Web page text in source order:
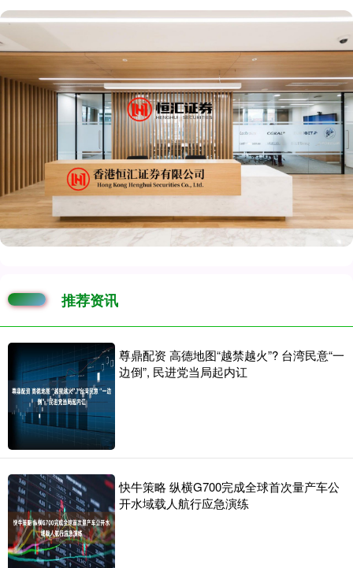
推荐资讯
尊鼎配资 高德地图“越禁越火”? 台湾民意“一
边倒”, 民进党当局起内讧
快牛策略 纵横G700完成全球首次量产车公
开水域载人航行应急演练